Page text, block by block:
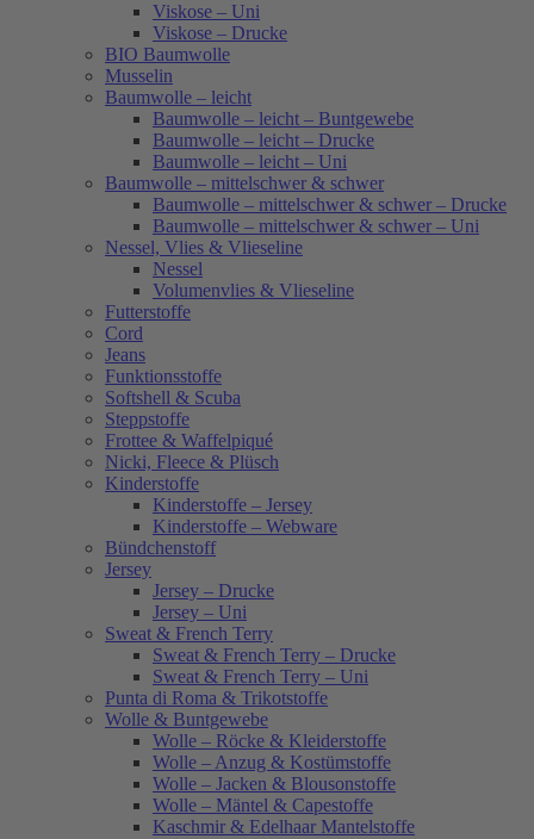
Viskose – Uni
Viskose – Drucke
BIO Baumwolle
Musselin
Baumwolle – leicht
Baumwolle – leicht – Buntgewebe
Baumwolle – leicht – Drucke
Baumwolle – leicht – Uni
Baumwolle – mittelschwer & schwer
Baumwolle – mittelschwer & schwer – Drucke
Baumwolle – mittelschwer & schwer – Uni
Nessel, Vlies & Vlieseline
Nessel
Volumenvlies & Vlieseline
Futterstoffe
Cord
Jeans
Funktionsstoffe
Softshell & Scuba
Steppstoffe
Frottee & Waffelpiqué
Nicki, Fleece & Plüsch
Kinderstoffe
Kinderstoffe – Jersey
Kinderstoffe – Webware
Bündchenstoff
Jersey
Jersey – Drucke
Jersey – Uni
Sweat & French Terry
Sweat & French Terry – Drucke
Sweat & French Terry – Uni
Punta di Roma & Trikotstoffe
Wolle & Buntgewebe
Wolle – Röcke & Kleiderstoffe
Wolle – Anzug & Kostümstoffe
Wolle – Jacken & Blousonstoffe
Wolle – Mäntel & Capestoffe
Kaschmir & Edelhaar Mantelstoffe